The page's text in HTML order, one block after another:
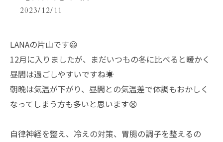
2023/12/11
LANAの片山です😃
12月に入りましたが、まだいつもの冬に比べると暖かく
昼間は過ごしやすいですね☀️
朝晩は気温が下がり、昼間との気温差で体調もおかしく
なってしまう方も多いと思います😫
自律神経を整え、冷えの対策、胃腸の調子を整えるの